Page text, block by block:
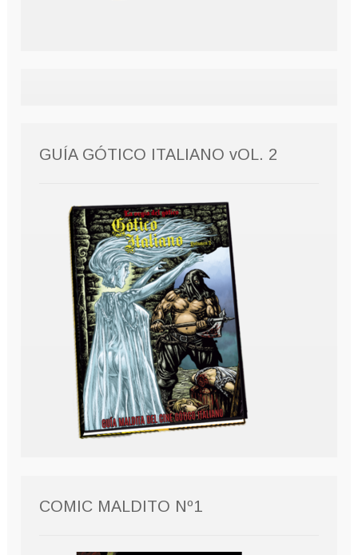
GUÍA GÓTICO ITALIANO vOL. 2
COMIC MALDITO Nº1